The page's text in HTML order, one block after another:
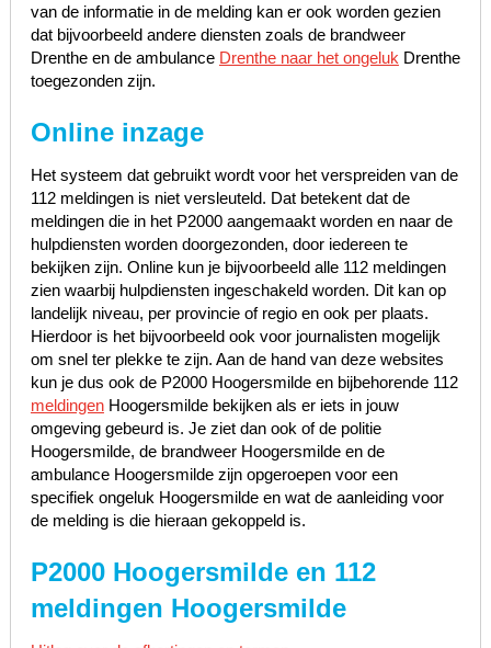
van de informatie in de melding kan er ook worden gezien
dat bijvoorbeeld andere diensten zoals de brandweer
Drenthe en de ambulance Drenthe naar het ongeluk Drenthe
toegezonden zijn.
Online inzage
Het systeem dat gebruikt wordt voor het verspreiden van de
112 meldingen is niet versleuteld. Dat betekent dat de
meldingen die in het P2000 aangemaakt worden en naar de
hulpdiensten worden doorgezonden, door iedereen te
bekijken zijn. Online kun je bijvoorbeeld alle 112 meldingen
zien waarbij hulpdiensten ingeschakeld worden. Dit kan op
landelijk niveau, per provincie of regio en ook per plaats.
Hierdoor is het bijvoorbeeld ook voor journalisten mogelijk
om snel ter plekke te zijn. Aan de hand van deze websites
kun je dus ook de P2000 Hoogersmilde en bijbehorende 112
meldingenHoogersmilde bekijken als er iets in jouw
omgeving gebeurd is. Je ziet dan ook of de politie
Hoogersmilde, de brandweer Hoogersmilde en de
ambulance Hoogersmilde zijn opgeroepen voor een
specifiek ongeluk Hoogersmilde en wat de aanleiding voor
de melding is die hieraan gekoppeld is.
P2000 Hoogersmilde en 112
meldingen Hoogersmilde